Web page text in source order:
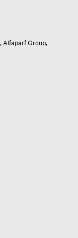
, Alfaparf Group,